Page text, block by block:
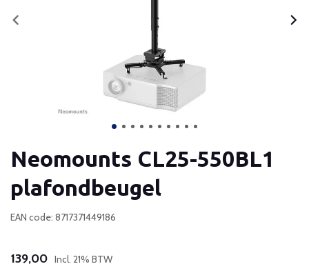
Neomounts CL25-550BL1
plafondbeugel
EAN code: 8717371449186
139,00 Incl. 21% BTW